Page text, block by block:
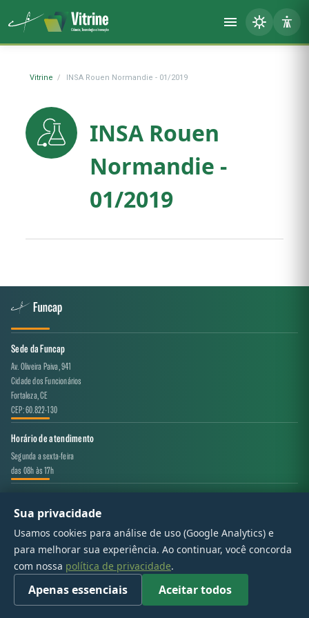
Vitrine INSA Rouen Normandie - 01/2019
INSA Rouen
Normandie -
01/2019
Sede da Funcap
Av. Oliveira Paiva, 941
Cidade dos Funcionários
Fortaleza, CE
CEP: 60.822-130
Horário de atendimento
Segunda a sexta-feira
das 08h às 17h
projeto.avaliacao@funcap.ce.gov.br
© 2017 - 2026 — Governo do Estado do Ceará | Todos os direitos reservados
Sua privacidade
Usamos cookies para análise de uso (Google Analytics) e
para melhorar sua experiência. Ao continuar, você concorda
com nossa política de privacidade.
Apenas essenciais Aceitar todos